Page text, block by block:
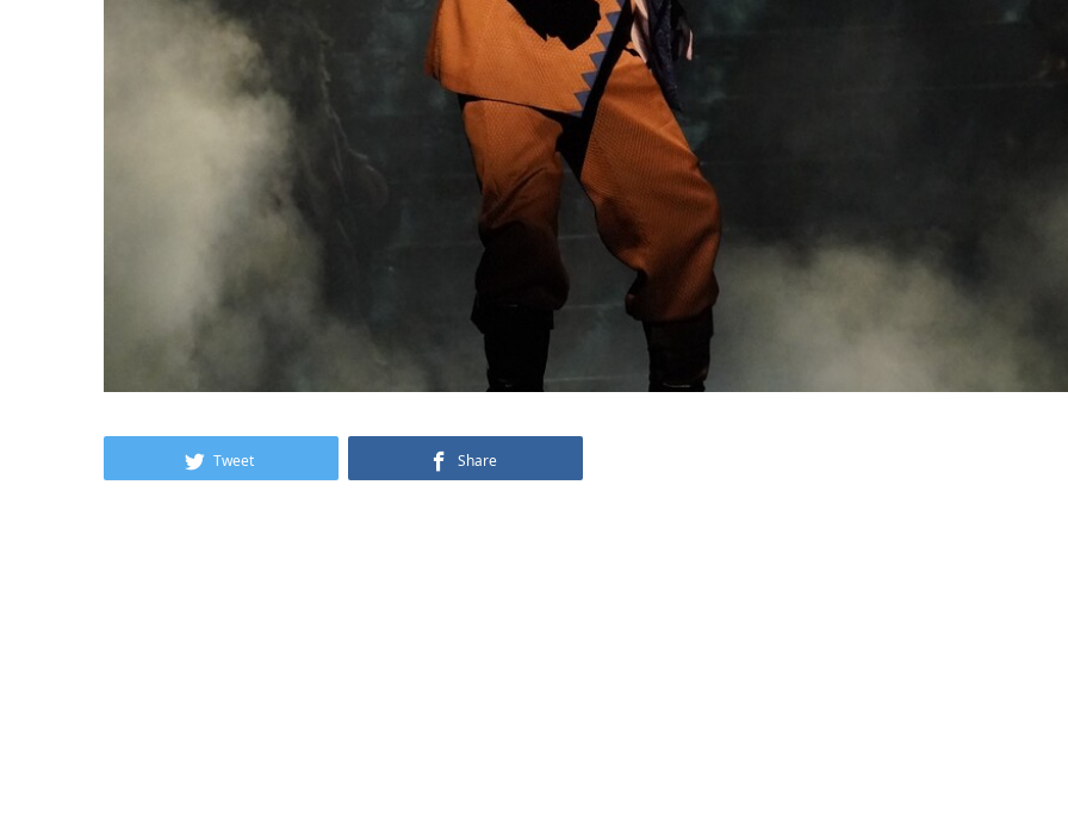
Tweet Share